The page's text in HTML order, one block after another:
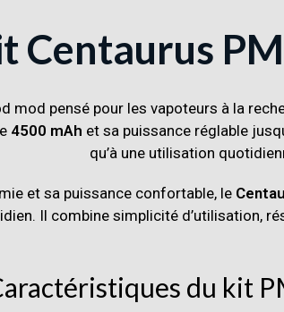
Centaurus
mod pensé pour les vapoteurs à la
4500 mAh et sa puissance réglable
qu’à une utilisation
et sa puissance confortable, le
Il combine simplicité d’utilisation,
du kit